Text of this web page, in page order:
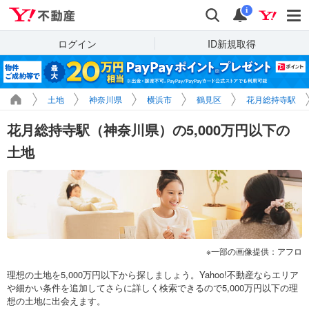
検索 通知
i
ログイン ID新規取得
土地 神奈川県 横浜市 鶴見区 花月総持寺駅
花月総持寺駅（神奈川県）の5,000万円以下の
土地
一部の画像提供：アフロ
理想の土地を5,000万円以下から探しましょう。Yahoo!不動産ならエリア
や細かい条件を追加してさらに詳しく検索できるので5,000万円以下の理
想の土地に出会えます。